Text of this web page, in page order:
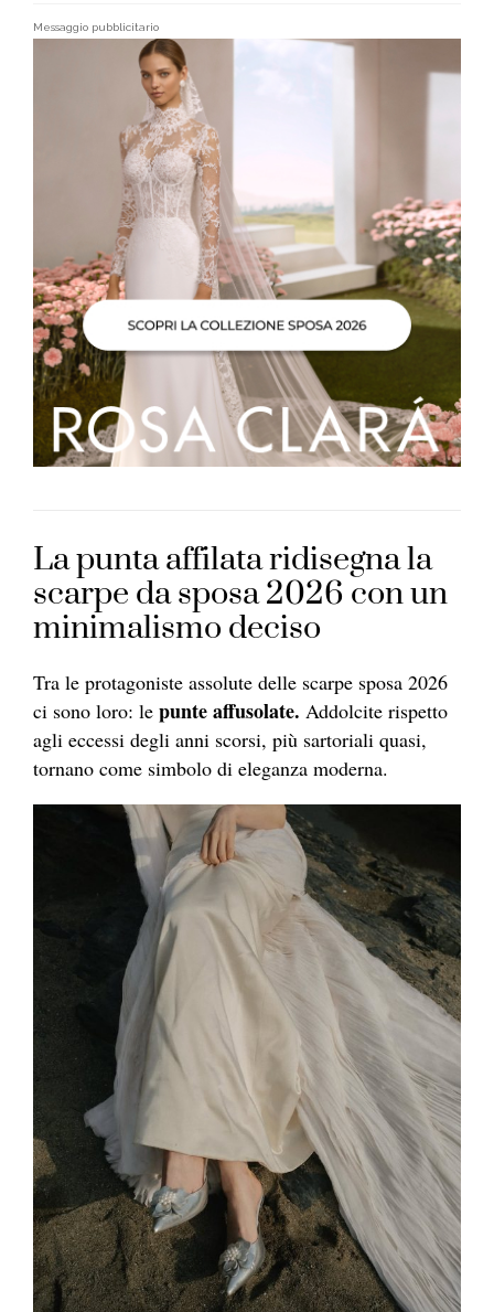
Messaggio pubblicitario
La punta affilata ridisegna la
scarpe da sposa 2026 con un
minimalismo deciso
Tra le protagoniste assolute delle scarpe sposa 2026
ci sono loro: le punte affusolate. Addolcite rispetto
agli eccessi degli anni scorsi, più sartoriali quasi,
tornano come simbolo di eleganza moderna.